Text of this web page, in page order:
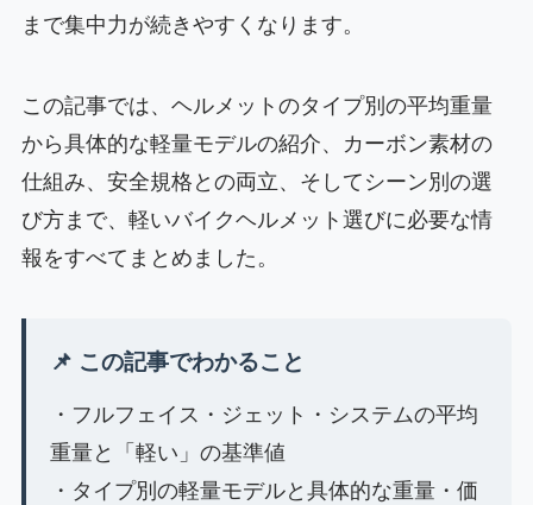
まで集中力が続きやすくなります。
この記事では、ヘルメットのタイプ別の平均重量
から具体的な軽量モデルの紹介、カーボン素材の
仕組み、安全規格との両立、そしてシーン別の選
び方まで、軽いバイクヘルメット選びに必要な情
報をすべてまとめました。
📌 この記事でわかること
・フルフェイス・ジェット・システムの平均
重量と「軽い」の基準値
・タイプ別の軽量モデルと具体的な重量・価